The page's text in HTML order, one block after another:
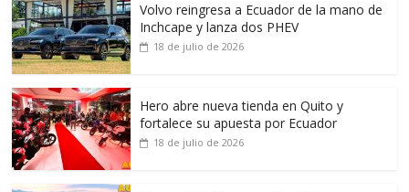
Volvo reingresa a Ecuador de la mano de
Inchcape y lanza dos PHEV
18 de julio de 2026
Hero abre nueva tienda en Quito y
fortalece su apuesta por Ecuador
18 de julio de 2026